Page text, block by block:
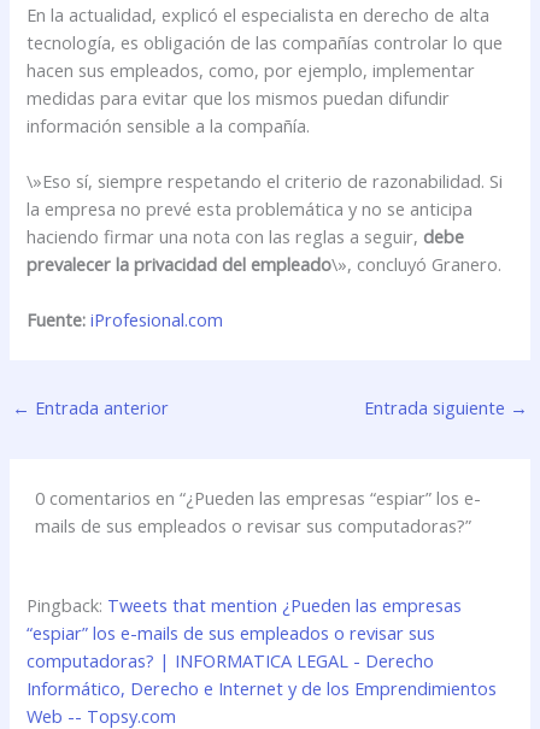
En la actualidad, explicó el especialista en derecho de alta
tecnología, es obligación de las compañías controlar lo que
hacen sus empleados, como, por ejemplo, implementar
medidas para evitar que los mismos puedan difundir
información sensible a la compañía.
\»Eso sí, siempre respetando el criterio de razonabilidad. Si
la empresa no prevé esta problemática y no se anticipa
haciendo firmar una nota con las reglas a seguir, debe
prevalecer la privacidad del empleado\», concluyó Granero.
Fuente:iProfesional.com
← Entrada anterior Entrada siguiente →
0 comentarios en “¿Pueden las empresas “espiar” los e-
mails de sus empleados o revisar sus computadoras?”
Pingback: Tweets that mention ¿Pueden las empresas
“espiar” los e-mails de sus empleados o revisar sus
computadoras? | INFORMATICA LEGAL - Derecho
Informático, Derecho e Internet y de los Emprendimientos
Web -- Topsy.com